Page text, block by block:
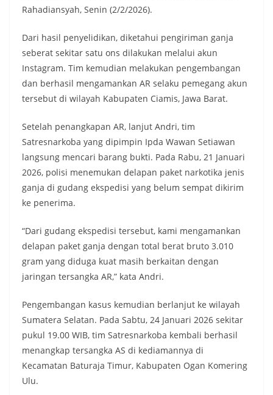
Rahadiansyah, Senin (2/2/2026).
Dari hasil penyelidikan, diketahui pengiriman ganja
seberat sekitar satu ons dilakukan melalui akun
Instagram. Tim kemudian melakukan pengembangan
dan berhasil mengamankan AR selaku pemegang akun
tersebut di wilayah Kabupaten Ciamis, Jawa Barat.
Setelah penangkapan AR, lanjut Andri, tim
Satresnarkoba yang dipimpin Ipda Wawan Setiawan
langsung mencari barang bukti. Pada Rabu, 21 Januari
2026, polisi menemukan delapan paket narkotika jenis
ganja di gudang ekspedisi yang belum sempat dikirim
ke penerima.
“Dari gudang ekspedisi tersebut, kami mengamankan
delapan paket ganja dengan total berat bruto 3.010
gram yang diduga kuat masih berkaitan dengan
jaringan tersangka AR,” kata Andri.
Pengembangan kasus kemudian berlanjut ke wilayah
Sumatera Selatan. Pada Sabtu, 24 Januari 2026 sekitar
pukul 19.00 WIB, tim Satresnarkoba kembali berhasil
menangkap tersangka AS di kediamannya di
Kecamatan Baturaja Timur, Kabupaten Ogan Komering
Ulu.